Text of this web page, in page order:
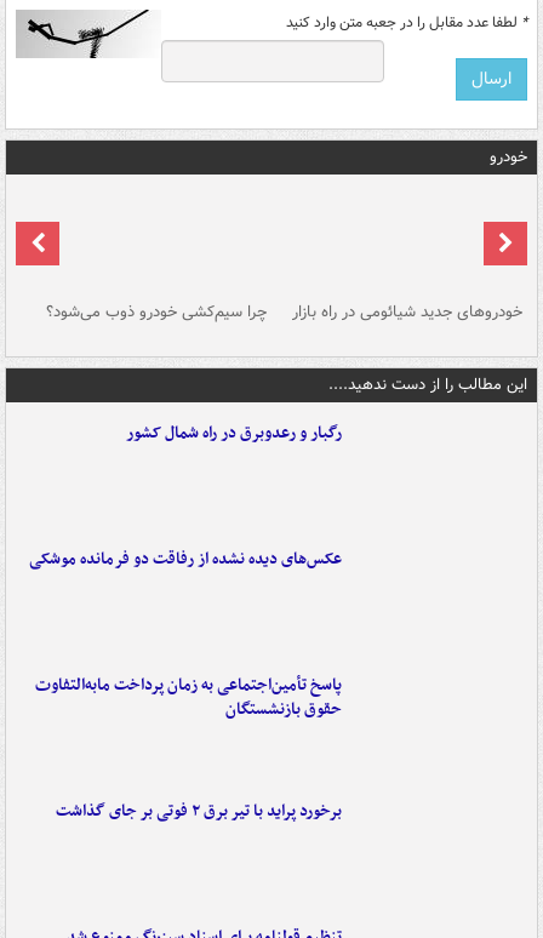
* لطفا عدد مقابل را در جعبه متن وارد کنید
خودرو
خودروهای جدید شیائومی در راه بازار چرا سیم‌کشی خودرو ذوب می‌شود؟
این مطالب را از دست ندهید....
رگبار و رعدوبرق در راه شمال کشور
عکس‌های دیده نشده از رفاقت دو فرمانده‌ موشکی
پاسخ تأمین‌اجتماعی به زمان پرداخت مابه‌التفاوت
حقوق بازنشستگان
برخورد پراید با تیر برق ۲ فوتی بر جای گذاشت